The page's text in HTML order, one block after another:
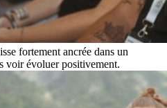
fortement ancrée dans un
voir évoluer positivement.